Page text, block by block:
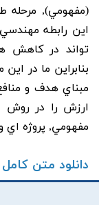
(مفهومي), مرحله
اين رابطه
تواند در کاهش
بنابراين ما در
مبناي هدف و
ارزش را در روش
مفهومي, پروژه اي
دانلود متن کامل